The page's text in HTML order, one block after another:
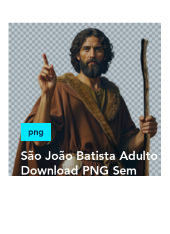
São João Batista Adulto |
Download PNG Sem
png